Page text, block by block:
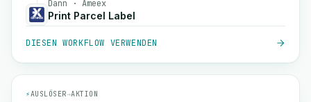
Dann · Ameex
Print Parcel Label
DIESEN WORKFLOW VERWENDEN
⚡AUSLÖSER→AKTION